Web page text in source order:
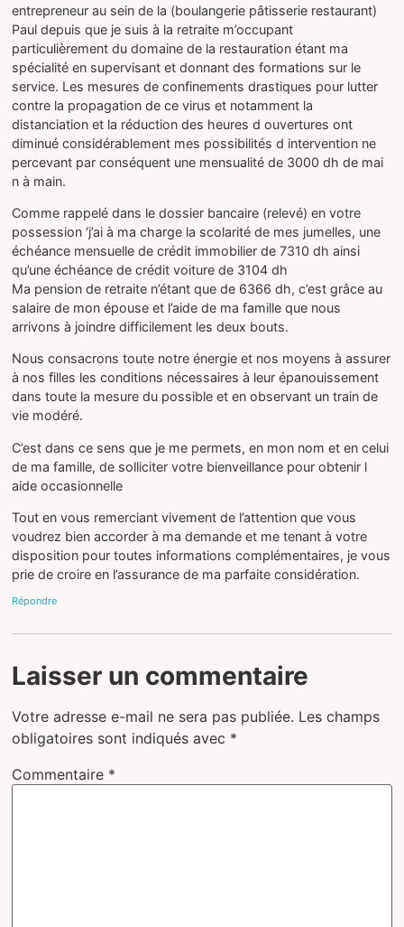
entrepreneur au sein de la (boulangerie pâtisserie restaurant)
Paul depuis que je suis à la retraite m’occupant
particulièrement du domaine de la restauration étant ma
spécialité en supervisant et donnant des formations sur le
service. Les mesures de confinements drastiques pour lutter
contre la propagation de ce virus et notamment la
distanciation et la réduction des heures d ouvertures ont
diminué considérablement mes possibilités d intervention ne
percevant par conséquent une mensualité de 3000 dh de mai
n à main.
Comme rappelé dans le dossier bancaire (relevé) en votre
possession ‘j’ai à ma charge la scolarité de mes jumelles, une
échéance mensuelle de crédit immobilier de 7310 dh ainsi
qu’une échéance de crédit voiture de 3104 dh
Ma pension de retraite n’étant que de 6366 dh, c’est grâce au
salaire de mon épouse et l’aide de ma famille que nous
arrivons à joindre difficilement les deux bouts.
Nous consacrons toute notre énergie et nos moyens à assurer
à nos filles les conditions nécessaires à leur épanouissement
dans toute la mesure du possible et en observant un train de
vie modéré.
C’est dans ce sens que je me permets, en mon nom et en celui
de ma famille, de solliciter votre bienveillance pour obtenir l
aide occasionnelle
Tout en vous remerciant vivement de l’attention que vous
voudrez bien accorder à ma demande et me tenant à votre
disposition pour toutes informations complémentaires, je vous
prie de croire en l’assurance de ma parfaite considération.
Répondre
Laisser un commentaire
Votre adresse e-mail ne sera pas publiée. Les champs
obligatoires sont indiqués avec *
Commentaire *